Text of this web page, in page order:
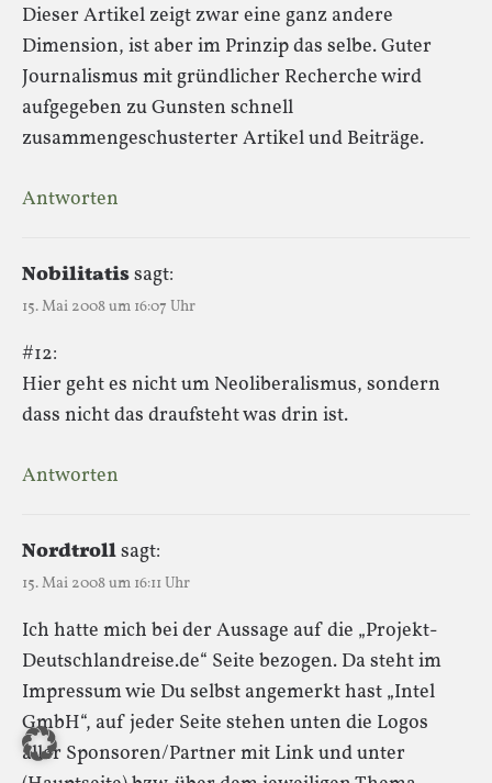
Dieser Artikel zeigt zwar eine ganz andere
Dimension, ist aber im Prinzip das selbe. Guter
Journalismus mit gründlicher Recherche wird
aufgegeben zu Gunsten schnell
zusammengeschusterter Artikel und Beiträge.
Antworten
Nobilitatissagt:
15. Mai 2008 um 16:07 Uhr
#12:
Hier geht es nicht um Neoliberalismus, sondern
dass nicht das draufsteht was drin ist.
Antworten
Nordtrollsagt:
15. Mai 2008 um 16:11 Uhr
Ich hatte mich bei der Aussage auf die „Projekt-
Deutschlandreise.de“ Seite bezogen. Da steht im
Impressum wie Du selbst angemerkt hast „Intel
GmbH“, auf jeder Seite stehen unten die Logos
aller Sponsoren/Partner mit Link und unter